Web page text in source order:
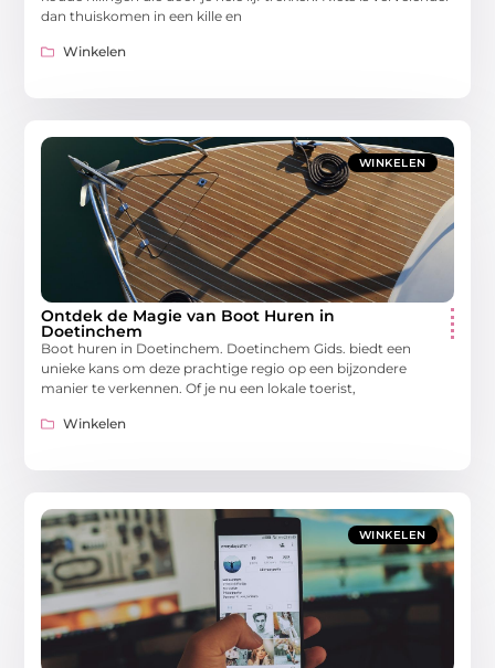
dan thuiskomen in een kille en
Winkelen
WINKELEN
Ontdek de Magie van Boot Huren in
Doetinchem
Boot huren in Doetinchem. Doetinchem Gids. biedt een
unieke kans om deze prachtige regio op een bijzondere
manier te verkennen. Of je nu een lokale toerist,
Winkelen
WINKELEN